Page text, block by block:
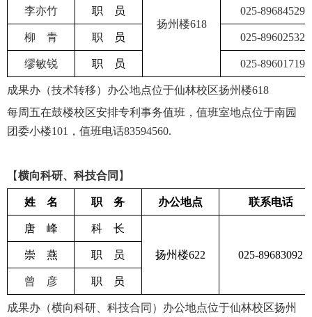
扬州楼618
李亦竹 职 员 025-89684529
柳 青 职 员 025-89602532
缪敏锐 职 员 025-89601719
成果办（技术转移）办公地点位于仙林校区扬州楼618
每周五在鼓楼校区安排专利事务值班，值班室地点位于南园
团委小楼101 ，值班电话83594560.
【横向科研、科技合同 】
姓 名 职 务 办公地点 联系电话
唐 峰 科 长
扬州楼622 025-89683092
崇 燕 职 员
曾 彦 职 员
成果办（横向科研、科技合同）办公地点位于仙林校区扬州